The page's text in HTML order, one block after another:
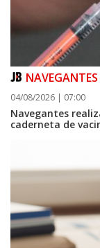
NAVEGANTES
04/08/2026 | 07:00
Navegantes
caderneta de